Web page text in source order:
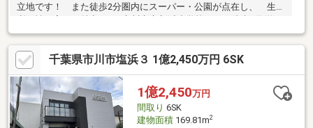
立地です！ また徒歩2分圏内にスーパー・公園が点在し、 生活
264m)●市川市立第七中学校・・・徒歩14分(約1101m)●東根公
園・・・・・・・・徒歩2分(約140m)●行徳中央病院・・・・・・
徒歩6分(約415m)●西友新浜店・・・・・・・徒歩2分(約131m)●
ファミリーマート市川入船店・・・徒歩5分(約332m)●セブンイレ
ブン市川行徳駅南店・・徒歩7分(約559m)
千葉県市川市塩浜３ 1億2,450万円 6SK
1億2,450万円
間取り 6SK
建物面積169.81m2